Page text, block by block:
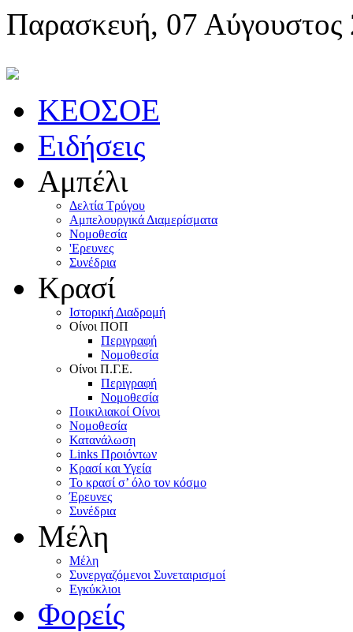
Παρασκευή, 07 Αύγουστος
KEOΣOE
Ειδήσεις
Αμπέλι
Δελτία Τρύγου
Αμπελουργικά Διαμερίσματα
Nομοθεσία
'Eρευνες
Συνέδρια
Κρασί
Iστορική Διαδρομή
Oίνοι ΠOΠ
Περιγραφή
Nομοθεσία
Oίνοι Π.Γ.E.
Περιγραφή
Νομοθεσία
Ποικιλιακοί Oίνοι
Nομοθεσία
Κατανάλωση
Links Προιόντων
Κρασί και Υγεία
To κρασί σ’ όλο τον κόσμο
Έρευνες
Συνέδρια
Μέλη
Mέλη
Συνεργαζόμενοι Συνεταιρισμοί
Εγκύκλιοι
Φορείς